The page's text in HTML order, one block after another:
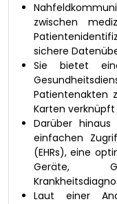
zwischen
sichere
Sie bietet
Patientenakten
Karten verknüpft
Darüber
einfachen
(EHRs), eine
Geräte,
Laut einer